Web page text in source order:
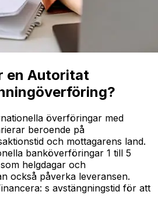
en Autoritat
överföringar med
beroende på
och mottagarens land.
banköverföringar 1 till 5
helgdagar och
också påverka leveransen.
s avstängningstid för att